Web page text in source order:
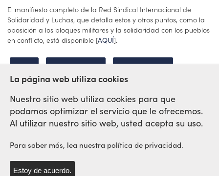
El manifiesto completo de la Red Sindical Internacional de
Solidaridad y Luchas, que detalla estos y otros puntos, como la
oposición a los bloques militares y la solidaridad con los pueblos
en conflicto, está disponible [AQUÍ].
RED ENCUENTRO MANIFIESTO
Red Sindical Internacional
La página web utiliza cookies
Nuestro sitio web utiliza cookies para que
podamos optimizar el servicio que le ofrecemos.
Al utilizar nuestro sitio web, usted acepta su uso.
Para saber más, lea nuestra política de privacidad.
Estoy de acuerdo.